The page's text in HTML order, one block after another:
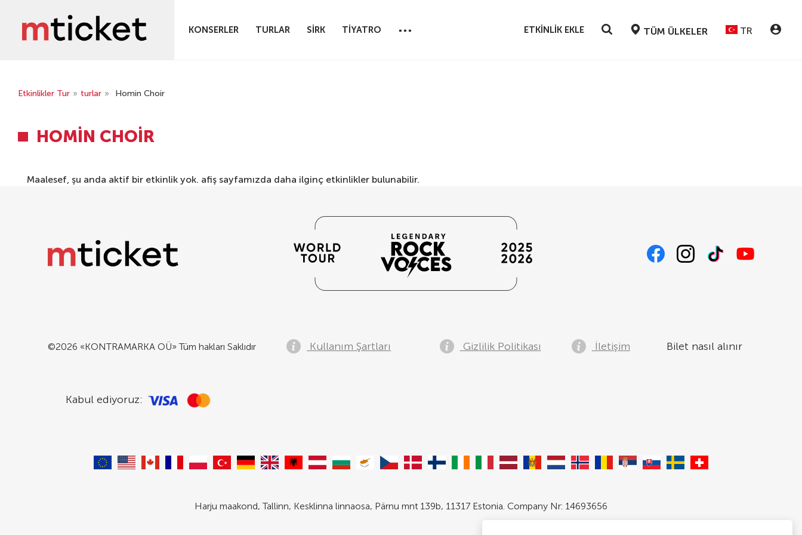
KONSERLER TURLAR SİRK TİYATRO ... ETKINLIK EKLE TÜM ÜLKELER TR
Etkinlikler Tur » turlar » Homin Choir
HOMIN CHOIR
Maalesef, şu anda aktif bir etkinlik yok. afiş sayfamızda daha ilginç etkinlikler bulunabilir.
©2026 «KONTRAMARKA OÜ» Tüm hakları Saklıdır Kullanım Şartları Gizlilik Politikası İletişim Bilet nasıl alınır
Kabul ediyoruz:
Harju maakond, Tallinn, Kesklinna linnaosa, Pärnu mnt 139b, 11317 Estonia. Company Nr: 14693656